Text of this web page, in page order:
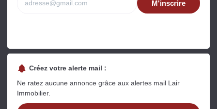
M'inscrire
Créez votre alerte mail :
Ne ratez aucune annonce grâce aux alertes mail Lair
Immobilier.